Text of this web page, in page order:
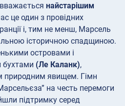
найстарішим
це один з провідних
і, тим не менш, Марсель
історичною спадщиною.
островами і
бухтами (Ле Каланк),
природним явищем. Гімн
на честь перемоги
підтримку серед